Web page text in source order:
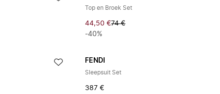
Top en Broek Set
44,50 €74 €
-40%
FENDI
Sleepsuit Set
387 €